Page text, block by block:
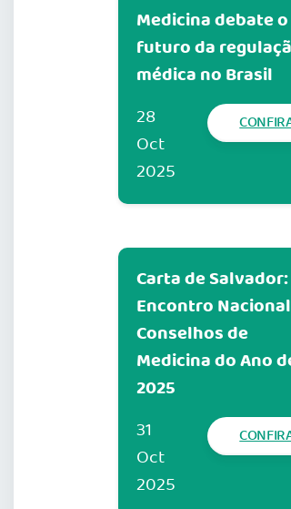
Medicina debate o
futuro da
médica no Brasil
28
Oct
2025
Carta de
Encontro
Conselhos de
Medicina do Ano
2025
31
Oct
2025